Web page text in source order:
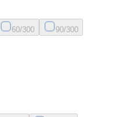
60/300 90/300